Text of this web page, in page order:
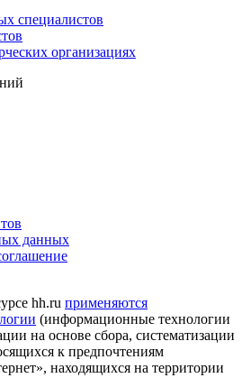
специалистов
организациях
данных
hh.ru применяются
(информационные технологии
на основе сбора, систематизации
к предпочтениям
находящихся на территории